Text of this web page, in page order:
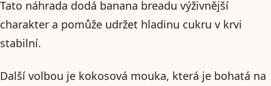
Tato náhrada dodá banana breadu výživnější
charakter a pomůže udržet hladinu cukru v krvi
stabilní.
Další volbou je kokosová mouka, která je bohatá na